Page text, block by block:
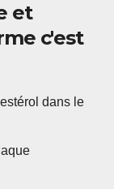
et
c'est
dans le